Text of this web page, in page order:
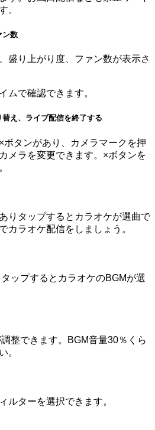
。
ン数
盛り上がり度、ファン数が表示さ
ムで確認できます。
え、ライブ配信を終了する
タンがあり、カメラマークを押
メラを変更できます。×ボタンを
りタップするとカラオケが選曲で
カラオケ配信をしましょう。
ップするとカラオケのBGMが選
整できます。BGM音量30％くら
。
ルターを選択できます。